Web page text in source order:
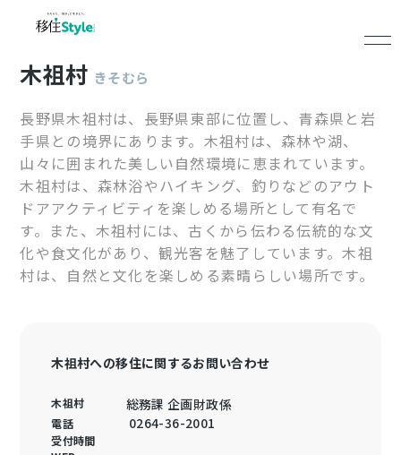
木祖村 きそむら
長野県木祖村は、長野県東部に位置し、青森県と岩
手県との境界にあります。木祖村は、森林や湖、
山々に囲まれた美しい自然環境に恵まれています。
木祖村は、森林浴やハイキング、釣りなどのアウト
ドアアクティビティを楽しめる場所として有名で
す。また、木祖村には、古くから伝わる伝統的な文
化や食文化があり、観光客を魅了しています。木祖
村は、自然と文化を楽しめる素晴らしい場所です。
木祖村への移住に関するお問い合わせ
木祖村 総務課 企画財政係
電話 0264-36-2001
受付時間